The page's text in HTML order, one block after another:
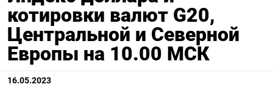
котировки валют G20,
Центральной и Северной
Европы на 10.00 МСК
16.05.2023